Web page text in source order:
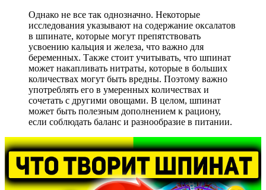
Однако не все так однозначно. Некоторые
исследования указывают на содержание оксалатов
в шпинате, которые могут препятствовать
усвоению кальция и железа, что важно для
беременных. Также стоит учитывать, что шпинат
может накапливать нитраты, которые в больших
количествах могут быть вредны. Поэтому важно
употреблять его в умеренных количествах и
сочетать с другими овощами. В целом, шпинат
может быть полезным дополнением к рациону,
если соблюдать баланс и разнообразие в питании.